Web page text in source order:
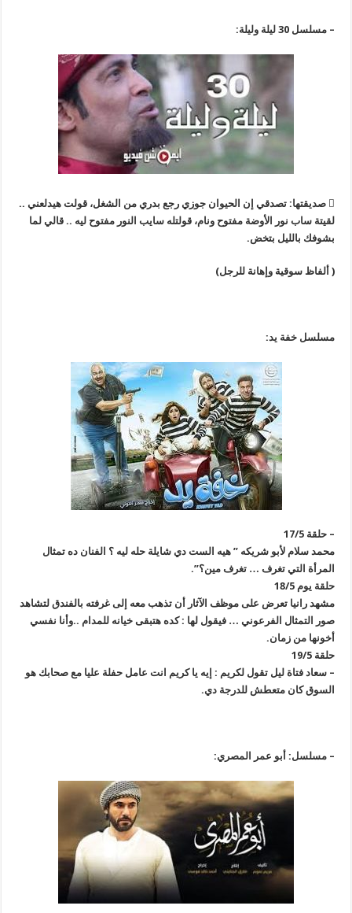
– مسلسل 30 ليلة وليلة:
 صديقتها: تصدقي إن الحيوان جوزي رجع بدري من الشغل، قولت هيدلعني ..
لقيتة ساب نور الأوضة مفتوح ونام، قولتله سايب النور مفتوح ليه .. قالي لما
بشوفك بالليل بتخض.
( ألفاظ سوقية وإهانة للرجل)
مسلسل خفة يد:
– حلقة 17/5
محمد سلام لأبو شريكه ” هيه الست دي شايلة حله ليه ؟ الفنان ده تمثال
المرأة التي تغرف … تغرف مين؟”.
حلقة يوم 18/5
مشهد رانيا تعرض على موظف الآثار أن تذهب معه إلى غرفته بالفندق لتشاهد
صور التمثال الفرعوني … فيقول لها : كده هتبقى خيانه للمدام ..وأنا نفسي
أخونها من زمان.
حلقة 19/5
– سعاد فتاة ليل تقول لكريم : إيه يا كريم انت عامل حفلة عليا مع صحابك هو
السوق كان متعطش للدرجة دي.
– مسلسل: أبو عمر المصري: